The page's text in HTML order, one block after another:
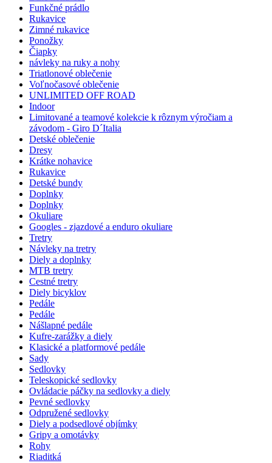
Funkčné prádlo
Rukavice
Zimné rukavice
Ponožky
Čiapky
návleky na ruky a nohy
Triatlonové oblečenie
Voľnočasové oblečenie
UNLIMITED OFF ROAD
Indoor
Limitované a teamové kolekcie k rôznym výročiam a
závodom - Giro D´Italia
Detské oblečenie
Dresy
Krátke nohavice
Rukavice
Detské bundy
Doplnky
Doplnky
Okuliare
Googles - zjazdové a enduro okuliare
Tretry
Návleky na tretry
Diely a doplnky
MTB tretry
Cestné tretry
Diely bicyklov
Pedále
Pedále
Nášlapné pedále
Kufre-zarážky a diely
Klasické a platformové pedále
Sady
Sedlovky
Teleskopické sedlovky
Ovládacie páčky na sedlovky a diely
Pevné sedlovky
Odpružené sedlovky
Diely a podsedlové objímky
Gripy a omotávky
Rohy
Riaditká